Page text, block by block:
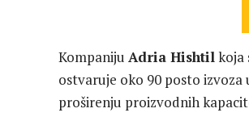
Kompaniju Adria Hishtilkoja
ostvaruje oko 90 posto
proširenju proizvodnih